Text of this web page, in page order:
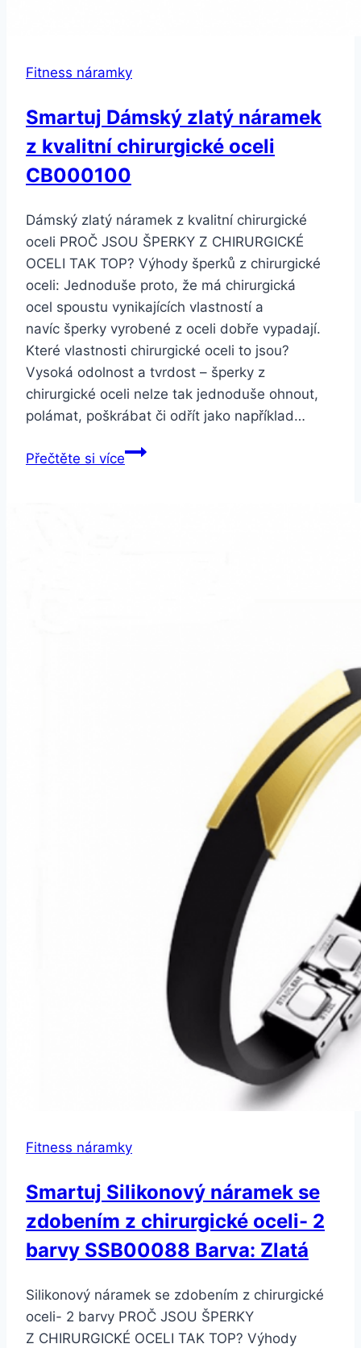
Fitness náramky
Smartuj Dámský zlatý náramek
z kvalitní chirurgické oceli
CB000100
Dámský zlatý náramek z kvalitní chirurgické
oceli PROČ JSOU ŠPERKY Z CHIRURGICKÉ
OCELI TAK TOP? Výhody šperků z chirurgické
oceli: Jednoduše proto, že má chirurgická
ocel spoustu vynikajících vlastností a
navíc šperky vyrobené z oceli dobře vypadají.
Které vlastnosti chirurgické oceli to jsou?
Vysoká odolnost a tvrdost – šperky z
chirurgické oceli nelze tak jednoduše ohnout,
polámat, poškrábat či odřít jako například…
Přečtěte si víceSmartuj
Fitness náramky
Smartuj Silikonový náramek se
zdobením z chirurgické oceli- 2
barvy SSB00088 Barva: Zlatá
Silikonový náramek se zdobením z chirurgické
oceli- 2 barvy PROČ JSOU ŠPERKY
Z CHIRURGICKÉ OCELI TAK TOP? Výhody